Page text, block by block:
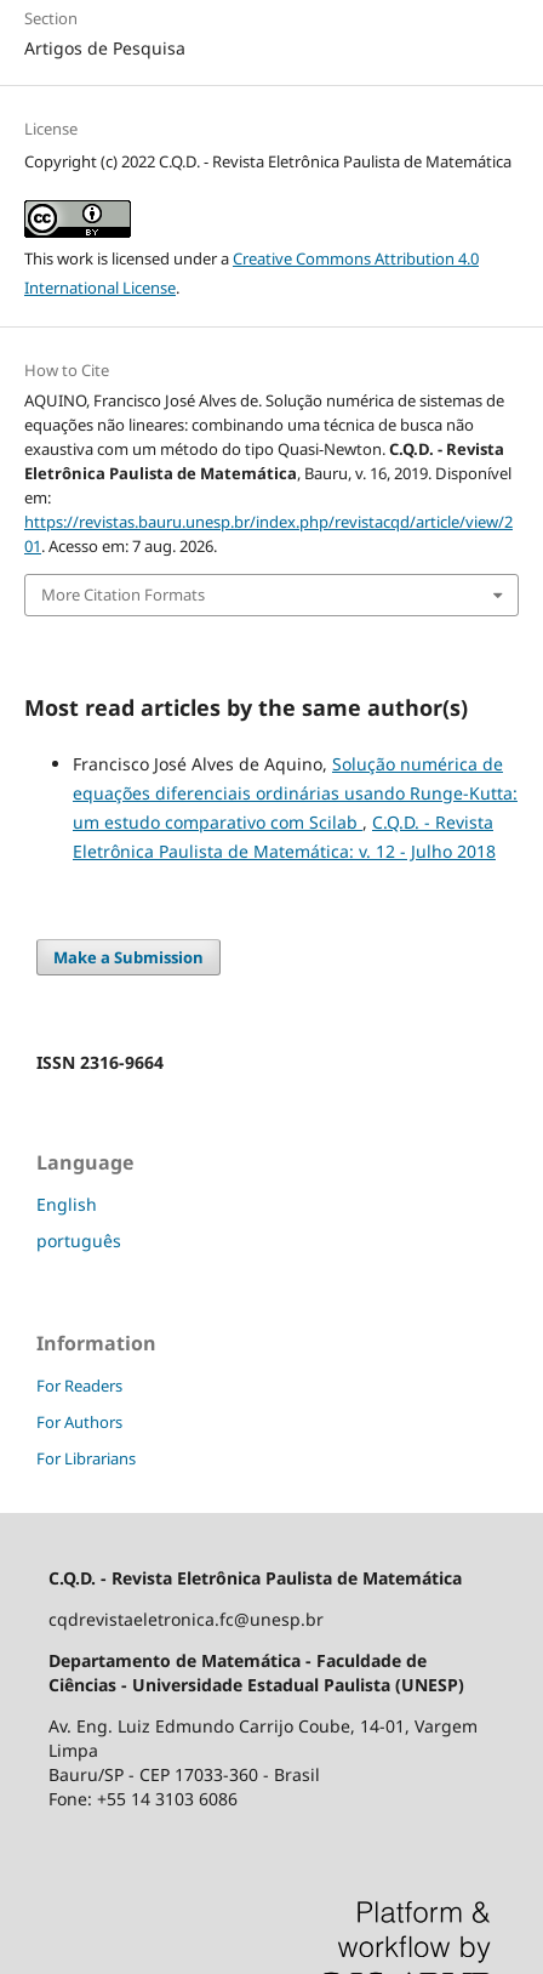
Section
Artigos de Pesquisa
License
Copyright (c) 2022 C.Q.D. - Revista Eletrônica Paulista de Matemática
This work is licensed under aCreative Commons Attribution 4.0
International License.
How to Cite
AQUINO, Francisco José Alves de. Solução numérica de sistemas de
equações não lineares: combinando uma técnica de busca não
exaustiva com um método do tipo Quasi-Newton.C.Q.D. - Revista
Eletrônica Paulista de Matemática, Bauru, v. 16, 2019. Disponível
em:
https://revistas.bauru.unesp.br/index.php/revistacqd/article/view/2
01. Acesso em: 7 aug. 2026.
More Citation Formats
Most read articles by the same author(s)
Francisco José Alves de Aquino, Solução numérica de
equações diferenciais ordinárias usando Runge-Kutta:
um estudo comparativo com Scilab , C.Q.D. - Revista
Eletrônica Paulista de Matemática: v. 12 - Julho 2018
Make a Submission
ISSN 2316-9664
Language
English
português
Information
For Readers
For Authors
For Librarians
C.Q.D. - Revista Eletrônica Paulista de Matemática
cqdrevistaeletronica.fc@unesp.br
Departamento de Matemática - Faculdade de
Ciências - Universidade Estadual Paulista (UNESP)
Av. Eng. Luiz Edmundo Carrijo Coube, 14-01, Vargem
Limpa
Bauru/SP - CEP 17033-360 - Brasil
Fone: +55 14 3103 6086